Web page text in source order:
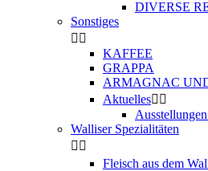
DIVERSE
Sonstiges
 
KAFFEE
GRAPPA
ARMAGNAC
Aktuelles 
Walliser Spezialitäten
 
Fleisch aus dem